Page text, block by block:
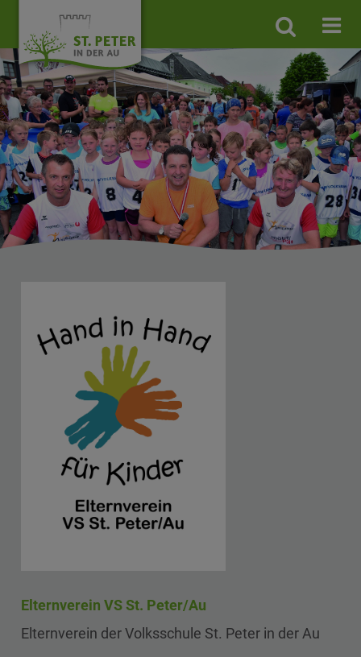
Site
search
toggle
Elternverein VS St. Peter/Au
Elternverein der Volksschule St. Peter in der Au